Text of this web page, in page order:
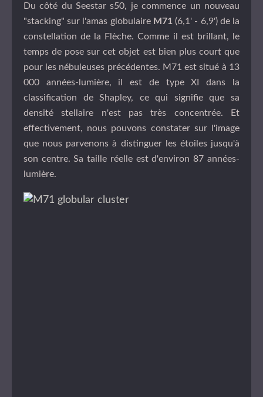
Du côté du Seestar s50, je commence un nouveau
"stacking" sur l'amas globulaire M71 (6,1' - 6,9') de la
constellation de la Flèche. Comme il est brillant, le
temps de pose sur cet objet est bien plus court que
pour les nébuleuses précédentes. M71 est situé à 13
000 années-lumière, il est de type XI dans la
classification de Shapley, ce qui signifie que sa
densité stellaire n'est pas très concentrée. Et
effectivement, nous pouvons constater sur l'image
que nous parvenons à distinguer les étoiles jusqu'à
son centre. Sa taille réelle est d'environ 87 années-
lumière.